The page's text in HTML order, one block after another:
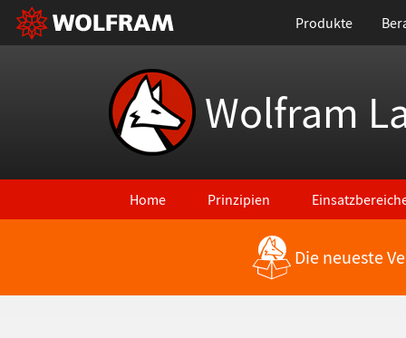
Produkte
Wolfram
Home Prinzipien
Die neueste